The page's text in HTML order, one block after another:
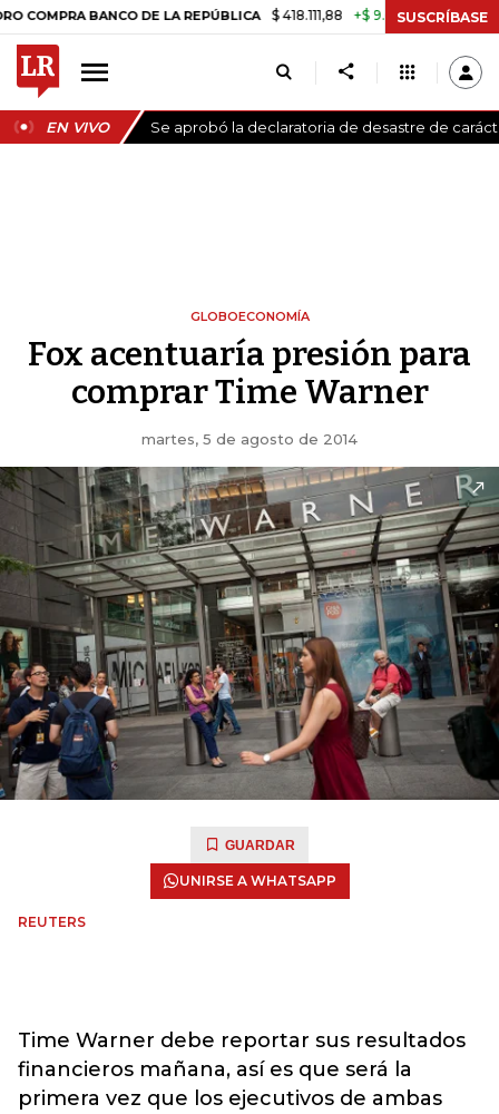
BANCO DE LA REPÚBLICA $ 418.111,88 +$ 9.612,91 +2,35% TASA
SUSCRÍBASE
EN VIVO Se aprobó la declaratoria de desastre de
GLOBOECONOMÍA
Fox acentuaría presión para
comprar Time Warner
martes, 5 de agosto de 2014
GUARDAR
UNIRSE A WHATSAPP
REUTERS
Time Warner debe reportar sus resultados
financieros mañana, así es que será la
primera vez que los ejecutivos de ambas